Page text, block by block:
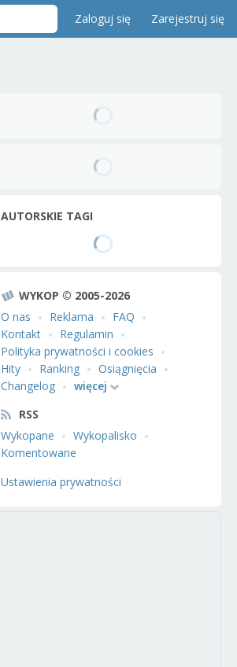
Zaloguj się Zarejestruj się
AUTORSKIE TAGI
WYKOP © 2005-2026
O nas
Reklama
FAQ
Kontakt
Regulamin
Polityka prywatności i cookies
Hity
Ranking
Osiągnięcia
Changelog
więcej
RSS
Wykopane
Wykopalisko
Komentowane
Ustawienia prywatności